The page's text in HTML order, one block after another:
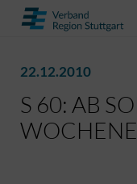
22.12.2010
S 60: AB